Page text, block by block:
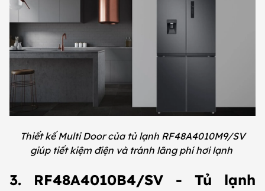
Thiết kế Multi Door của tủ lạnh RF48A4010M9/SV
giúp tiết kiệm điện và tránh lãng phí hơi lạnh
3. RF48A4010B4/SV - Tủ lạnh